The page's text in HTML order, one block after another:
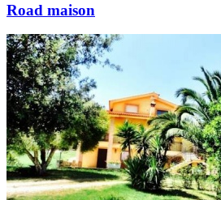
Road maison